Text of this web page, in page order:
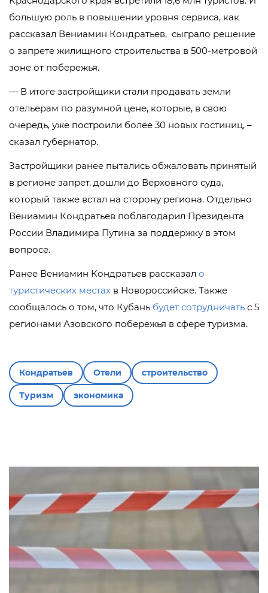
большую роль в повышении уровня сервиса, как
рассказал Вениамин Кондратьев, сыграло решение
о запрете жилищного строительства в 500-метровой
зоне от побережья.
— В итоге застройщики стали продавать земли
отельерам по разумной цене, которые, в свою
очередь, уже построили более 30 новых гостиниц, –
сказал губернатор.
Застройщики ранее пытались обжаловать принятый
в регионе запрет, дошли до Верховного суда,
который также встал на сторону региона. Отдельно
Вениамин Кондратьев поблагодарил Президента
России Владимира Путина за поддержку в этом
вопросе.
Ранее Вениамин Кондратьев рассказал о
туристических местах в Новороссийске. Также
сообщалось о том, что Кубань будет сотрудничать с 5
регионами Азовского побережья в сфере туризма.
Кондратьев Отели строительство
Туризм экономика